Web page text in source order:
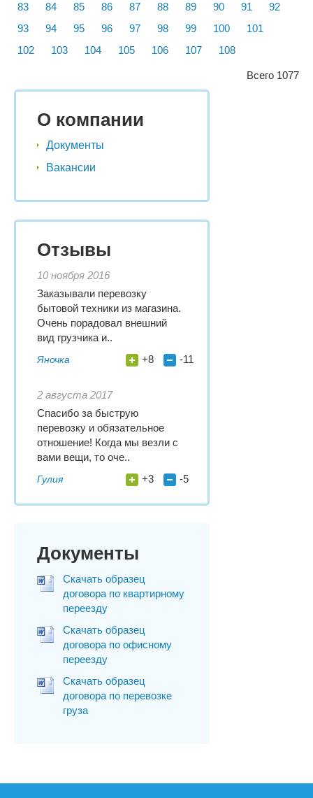
83
84 85 86 87 88 89 90 91
92
93
94 95 96 97 98 99 100
101
102
103 104 105 106 107 108
Всего 1077
О компании
Документы
Вакансии
Отзывы
10 ноября 2016
Заказывали перевозку
бытовой техники из магазина.
Очень порадовал внешний
вид грузчика и..
Яночка +8 -11
2 августа 2017
Спасибо за быструю
перевозку и обязательное
отношение! Когда мы везли с
вами вещи, то оче..
Гулия +3 -5
Документы
Скачать образец
договора по квартирному
переезду
Скачать образец
договора по офисному
переезду
Скачать образец
договора по перевозке
груза